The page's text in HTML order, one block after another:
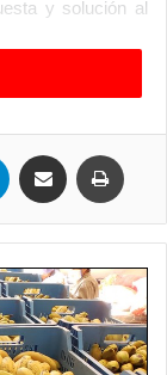
y solución al